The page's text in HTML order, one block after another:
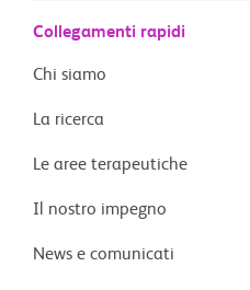
Collegamenti rapidi
Chi siamo
La ricerca
Le aree terapeutiche
Il nostro impegno
News e comunicati